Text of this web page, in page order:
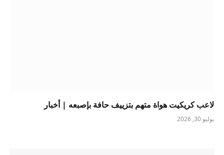
لاعب كريكيت هواة متهم بتزييف حافة بإصبعه | أخبار
يوليو 30, 2026